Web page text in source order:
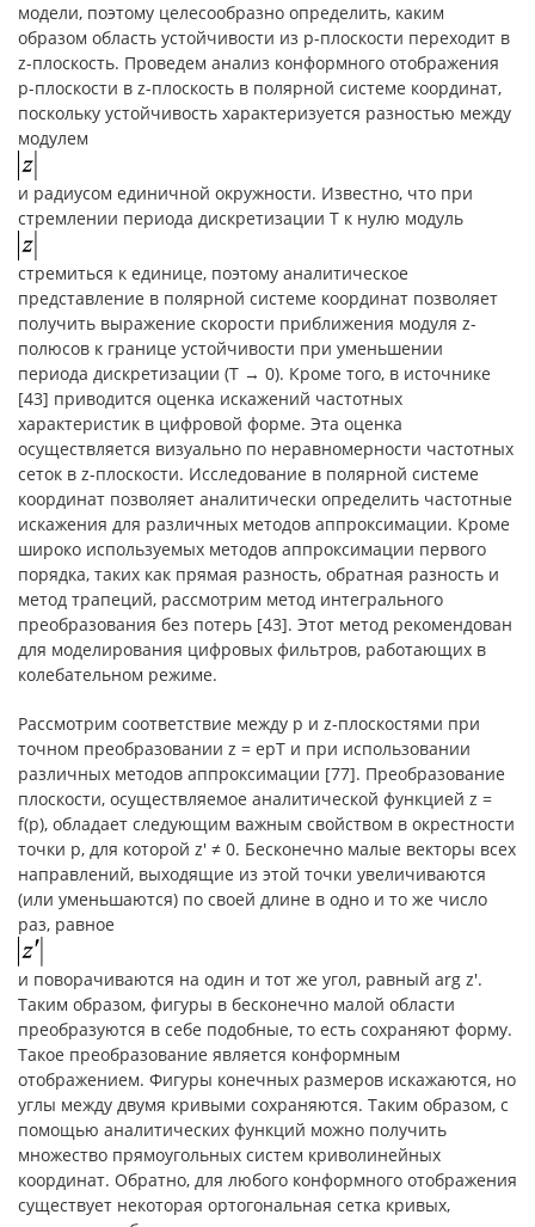
модели, поэтому целесообразно определить, каким
образом область устойчивости из p-плоскости переходит в
z-плоскость. Проведем анализ конформного отображения
p-плоскости в z-плоскость в полярной системе координат,
поскольку устойчивость характеризуется разностью между
модулем
и радиусом единичной окружности. Известно, что при
стремлении периода дискретизации Т к нулю модуль
стремиться к единице, поэтому аналитическое
представление в полярной системе координат позволяет
получить выражение скорости приближения модуля z-
полюсов к границе устойчивости при уменьшении
периода дискретизации (T → 0). Кроме того, в источнике
[43] приводится оценка искажений частотных
характеристик в цифровой форме. Эта оценка
осуществляется визуально по неравномерности частотных
сеток в z-плоскости. Исследование в полярной системе
координат позволяет аналитически определить частотные
искажения для различных методов аппроксимации. Кроме
широко используемых методов аппроксимации первого
порядка, таких как прямая разность, обратная разность и
метод трапеций, рассмотрим метод интегрального
преобразования без потерь [43]. Этот метод рекомендован
для моделирования цифровых фильтров, работающих в
колебательном режиме.
Рассмотрим соответствие между р и z-плоскостями при
точном преобразовании z = epT и при использовании
различных методов аппроксимации [77]. Преобразование
плоскости, осуществляемое аналитической функцией z =
f(p), обладает следующим важным свойством в окрестности
точки р, для которой z′ ≠ 0. Бесконечно малые векторы всех
направлений, выходящие из этой точки увеличиваются
(или уменьшаются) по своей длине в одно и то же число
раз, равное
и поворачиваются на один и тот же угол, равный arg z′.
Таким образом, фигуры в бесконечно малой области
преобразуются в себе подобные, то есть сохраняют форму.
Такое преобразование является конформным
отображением. Фигуры конечных размеров искажаются, но
углы между двумя кривыми сохраняются. Таким образом, с
помощью аналитических функций можно получить
множество прямоугольных систем криволинейных
координат. Обратно, для любого конформного отображения
существует некоторая ортогональная сетка кривых,